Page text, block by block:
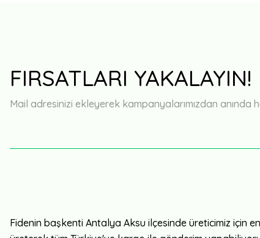
FIRSATLARI YAKALAYIN!
Mail adresinizi ekleyerek kampanyalarımızdan anında
Fidenin başkenti Antalya Aksu ilçesinde üreticimiz için